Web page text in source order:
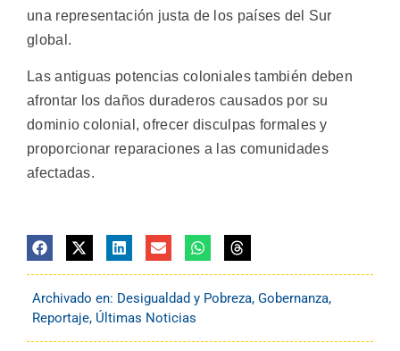
una representación justa de los países del Sur
global.
Las antiguas potencias coloniales también deben
afrontar los daños duraderos causados por su
dominio colonial, ofrecer disculpas formales y
proporcionar reparaciones a las comunidades
afectadas.
Archivado en: Desigualdad y Pobreza, Gobernanza,
Reportaje, Últimas Noticias